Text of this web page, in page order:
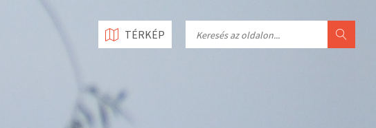
TÉRKÉP